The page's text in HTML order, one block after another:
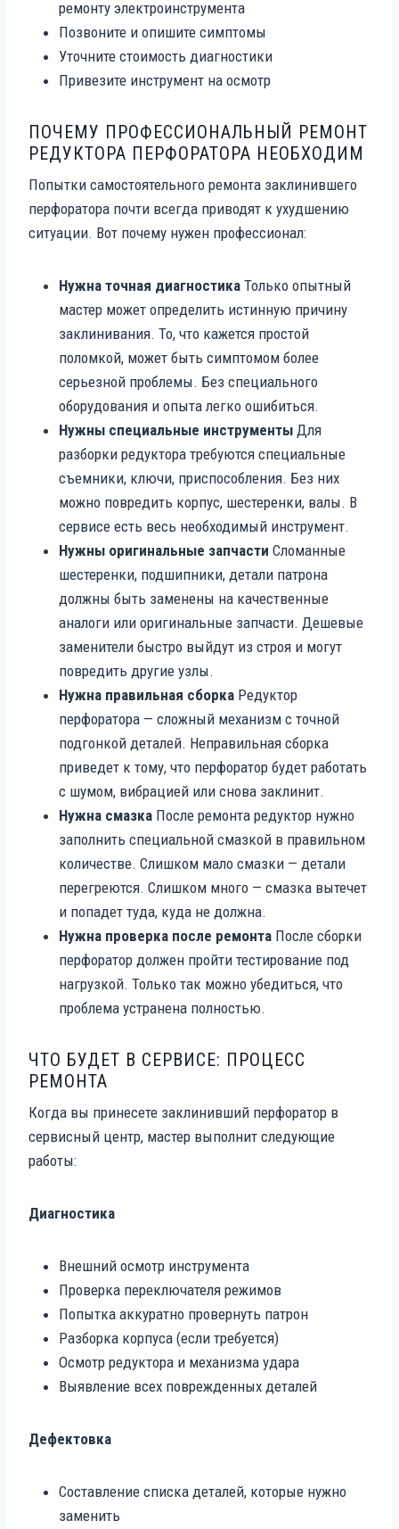
ремонту электроинструмента
Позвоните и опишите симптомы
Уточните стоимость диагностики
Привезите инструмент на осмотр
ПОЧЕМУ ПРОФЕССИОНАЛЬНЫЙ РЕМОНТ
РЕДУКТОРА ПЕРФОРАТОРА НЕОБХОДИМ
Попытки самостоятельного ремонта заклинившего
перфоратора почти всегда приводят к ухудшению
ситуации. Вот почему нужен профессионал:
Нужна точная диагностика Только опытный
мастер может определить истинную причину
заклинивания. То, что кажется простой
поломкой, может быть симптомом более
серьезной проблемы. Без специального
оборудования и опыта легко ошибиться.
Нужны специальные инструменты Для
разборки редуктора требуются специальные
съемники, ключи, приспособления. Без них
можно повредить корпус, шестеренки, валы. В
сервисе есть весь необходимый инструмент.
Нужны оригинальные запчасти Сломанные
шестеренки, подшипники, детали патрона
должны быть заменены на качественные
аналоги или оригинальные запчасти. Дешевые
заменители быстро выйдут из строя и могут
повредить другие узлы.
Нужна правильная сборка Редуктор
перфоратора — сложный механизм с точной
подгонкой деталей. Неправильная сборка
приведет к тому, что перфоратор будет работать
с шумом, вибрацией или снова заклинит.
Нужна смазка После ремонта редуктор нужно
заполнить специальной смазкой в правильном
количестве. Слишком мало смазки — детали
перегреются. Слишком много — смазка вытечет
и попадет туда, куда не должна.
Нужна проверка после ремонта После сборки
перфоратор должен пройти тестирование под
нагрузкой. Только так можно убедиться, что
проблема устранена полностью.
ЧТО БУДЕТ В СЕРВИСЕ: ПРОЦЕСС
РЕМОНТА
Когда вы принесете заклинивший перфоратор в
сервисный центр, мастер выполнит следующие
работы:
Диагностика
Внешний осмотр инструмента
Проверка переключателя режимов
Попытка аккуратно провернуть патрон
Разборка корпуса (если требуется)
Осмотр редуктора и механизма удара
Выявление всех поврежденных деталей
Дефектовка
Составление списка деталей, которые нужно
заменить